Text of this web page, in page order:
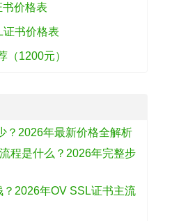
价格表
书价格表
（1200元）
？2026年最新价格全解析
程是什么？2026年完整步
2026年OV SSL证书主流